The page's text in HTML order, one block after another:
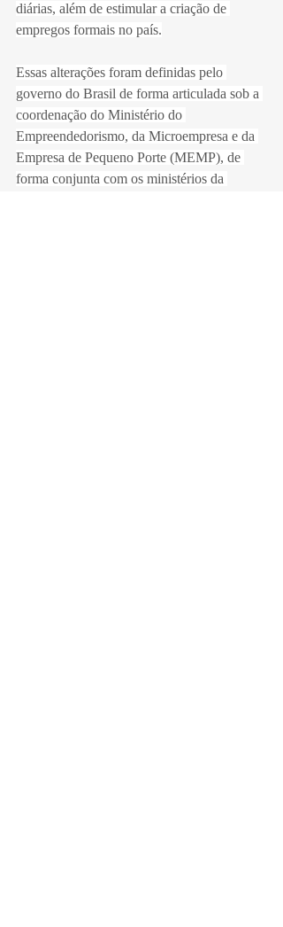
diárias, além de estimular a criação de
empregos formais no país.
Essas alterações foram definidas pelo
governo do Brasil de forma articulada sob a
coordenação do Ministério do
Empreendedorismo, da Microempresa e da
Empresa de Pequeno Porte (MEMP), de
forma conjunta com os ministérios da